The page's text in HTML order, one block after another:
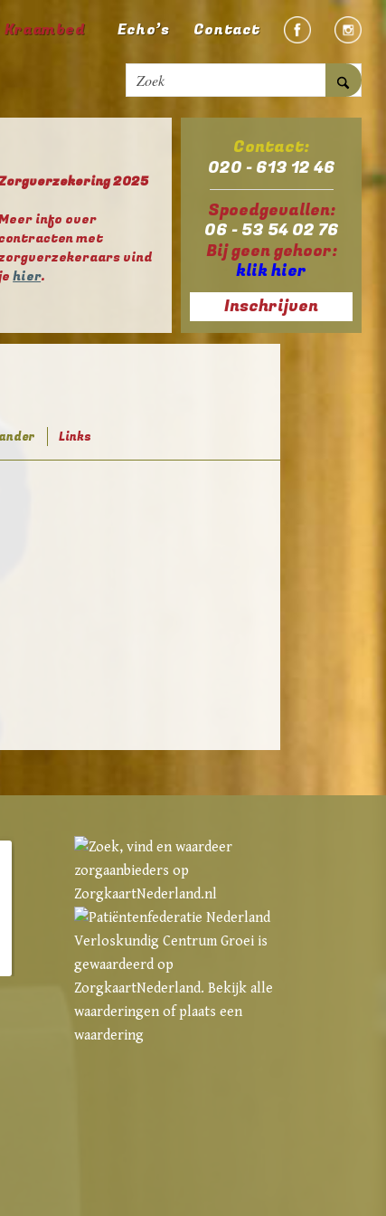
Kraambed Echo’s Contact
2025
info over
met
vind
hier.
Links
Verloskundig Centrum Groei is
gewaardeerd op
ZorgkaartNederland.Bekijk alle
waarderingen ofplaats een
waardering
Contact:
020 - 613 12 46
Spoedgevallen:
06 - 53 54 02 76
Bij geen gehoor:
klik hier
Inschrijven